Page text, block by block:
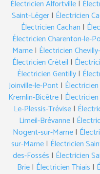
Électricien Alfortville|
Saint-Léger| Électricien
Électricien Cachan |
Électricien Charenton-le-
Marne| Électricien
Électricien Créteil |
Électricien Gentilly|
Joinville-le-Pont |
Kremlin-Bicêtre|
Le-Plessis-Trévise|
Limeil-Brévanne|
Nogent-sur-Marne|
sur-Marne| Électricien
des-Fossés | Électricien
Brie| Électricien Thiais |